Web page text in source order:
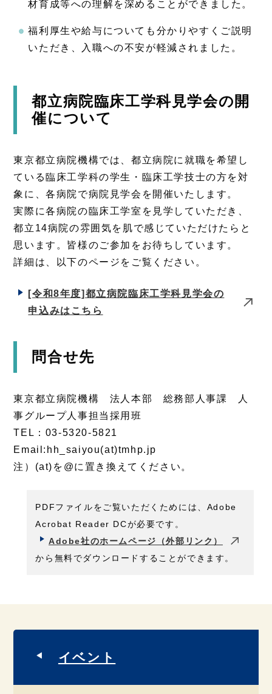
材育成等への理解を深めることができました。
福利厚生や給与についても分かりやすくご説明
いただき、入職への不安が軽減されました。
都立病院臨床工学科見学会の開
催について
東京都立病院機構では、都立病院に就職を希望し
ている臨床工学科の学生・臨床工学技士の方を対
象に、各病院で病院見学会を開催いたします。
実際に各病院の臨床工学室を見学していただき、
都立14病院の雰囲気を肌で感じていただけたらと
思います。皆様のご参加をお待ちしています。
詳細は、以下のページをご覧ください。
[令和8年度]都立病院臨床工学科見学会の
申込みはこちら
問合せ先
東京都立病院機構 法人本部 総務部人事課 人
事グループ人事担当採用班
TEL：03-5320-5821
Email:hh_saiyou(at)tmhp.jp
注）(at)を@に置き換えてください。
PDFファイルをご覧いただくためには、Adobe
Acrobat Reader DCが必要です。
Adobe社のホームページ（外部リンク）
から無料でダウンロードすることができます。
イベント